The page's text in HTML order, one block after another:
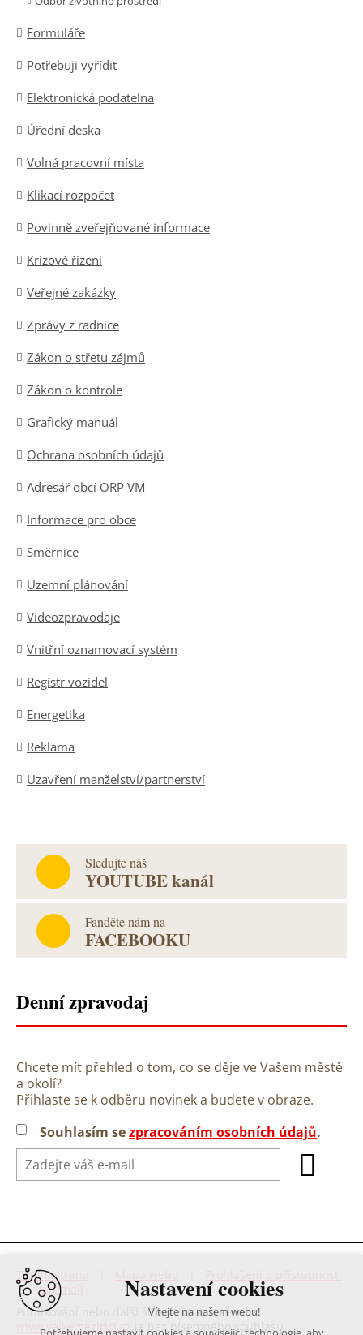
Formuláře
Potřebuji vyřídit
Elektronická podatelna
Úřední deska
Volná pracovní místa
Klikací rozpočet
Povinně zveřejňované informace
Krizové řízení
Veřejné zakázky
Zprávy z radnice
Zákon o střetu zájmů
Zákon o kontrole
Grafický manuál
Ochrana osobních údajů
Adresář obcí ORP VM
Informace pro obce
Směrnice
Územní plánování
Videozpravodaje
Vnitřní oznamovací systém
Registr vozidel
Energetika
Reklama
Uzavření manželství/partnerství
Sledujte náš
YOUTUBE kanál
Fanděte nám na
FACEBOOKU
Denní zpravodaj
Chcete mít přehled o tom, co se děje ve Vašem městě
a okolí?
Přihlaste se k odběru novinek a budete v obraze.
Souhlasím sezpracováním osobních údajů.
Titulní strana
|Webmail
Publikování nebo další šíření obsahu serveru
www.velkemezirici.cz
je bez písemného souhlasu
Nastavení cookies
Vítejte na našem webu!